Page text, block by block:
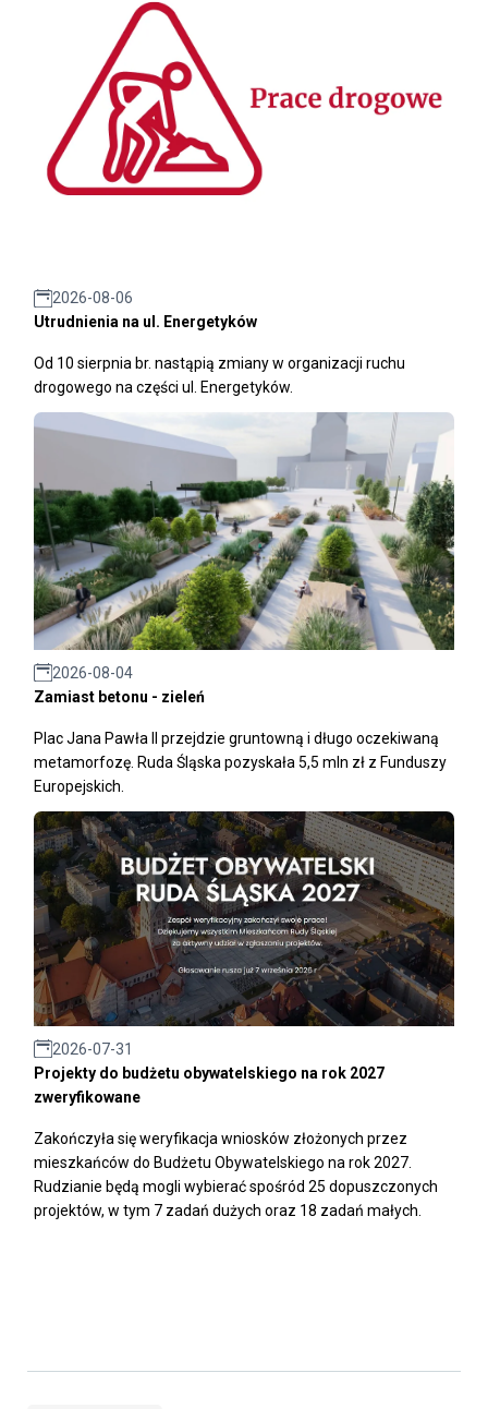
2026-08-06
Utrudnienia na ul. Energetyków
Od 10 sierpnia br. nastąpią zmiany w organizacji ruchu
drogowego na części ul. Energetyków.
2026-08-04
Zamiast betonu - zieleń
Plac Jana Pawła II przejdzie gruntowną i długo oczekiwaną
metamorfozę. Ruda Śląska pozyskała 5,5 mln zł z Funduszy
Europejskich.
2026-07-31
Projekty do budżetu obywatelskiego na rok 2027
zweryfikowane
Zakończyła się weryfikacja wniosków złożonych przez
mieszkańców do Budżetu Obywatelskiego na rok 2027.
Rudzianie będą mogli wybierać spośród 25 dopuszczonych
projektów, w tym 7 zadań dużych oraz 18 zadań małych.